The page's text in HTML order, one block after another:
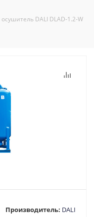
DALI DLAD-1.2-W
Производитель: DALI